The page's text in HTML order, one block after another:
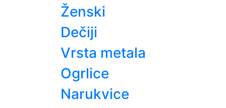
Ženski
Dečiji
Vrsta metala
Ogrlice
Narukvice